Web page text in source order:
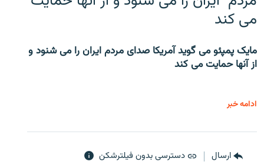
می کند
مایک پمپئو می گوید آمریکا صدای مردم ایران را می شنود و
از آنها حمایت می کند
ادامه خبر
ارسال دسترسی بدون فیلترشکن